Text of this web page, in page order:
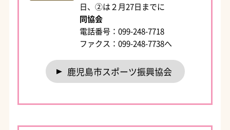
日、②は２月27日までに
同協会
電話番号：099-248-7718
ファクス：099-248-7738へ
鹿児島市スポーツ振興協会